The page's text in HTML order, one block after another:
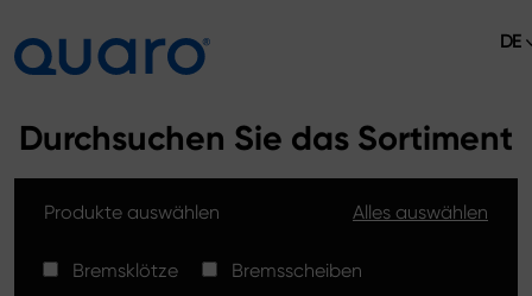
Bremsklötze
Bremsscheiben High Carbon
Aktuelles
Verkaufsstellen
DE
Durchsuchen Sie das Sortiment
Produkte auswählen Alles auswählen
Bremsklötze
Bremsscheiben